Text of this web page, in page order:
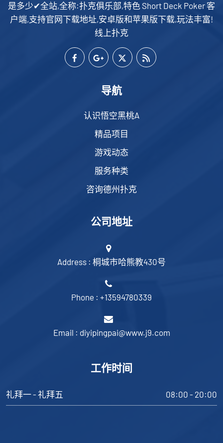
是多少✔全站,全称:扑克俱乐部,特色 Short Deck Poker 客
户端,支持官网下载地址,安卓版和苹果版下载,玩法丰富!
线上扑克
导航
认识悟空黑桃A
精品项目
游戏动态
服务种类
咨询德州扑克
公司地址
Address : 桐城市哈熊教430号
Phone : +13594780339
Email : diyipingpai@www.j9.com
工作时间
礼拜一 - 礼拜五 08:00 - 20:00